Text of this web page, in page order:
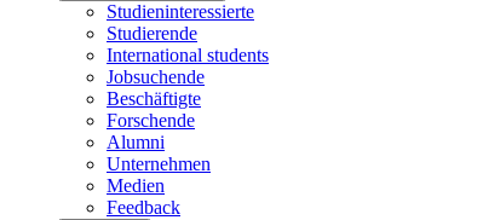
Studieninteressierte
Studierende
International students
Jobsuchende
Beschäftigte
Forschende
Alumni
Unternehmen
Medien
Feedback